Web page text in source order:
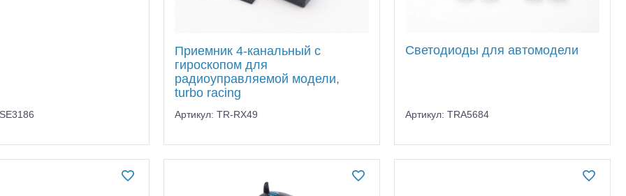
Приемник 4-канальный с
гироскопом для
радиоуправляемой модели,
turbo racing
Артикул: TR-RX49
Светодиоды для автомодели
Артикул: TRA5684